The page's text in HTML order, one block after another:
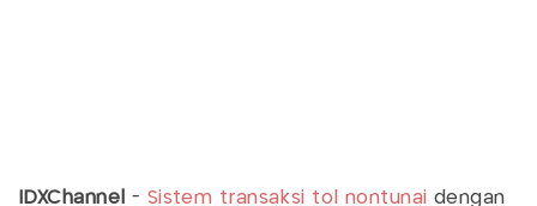
IDXChannel - Sistem transaksi tol nontunai dengan